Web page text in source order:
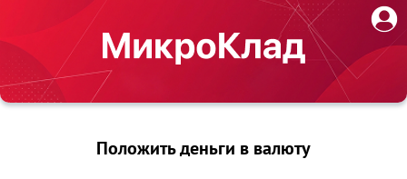
Положить деньги в валюту